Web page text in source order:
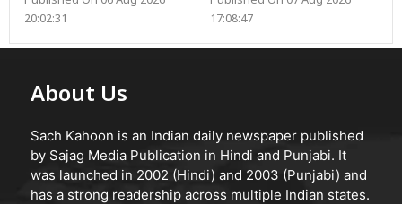
20:02:31
17:08:47
About Us
Sach Kahoon is an Indian daily newspaper published
by Sajag Media Publication in Hindi and Punjabi. It
was launched in 2002 (Hindi) and 2003 (Punjabi) and
has a strong readership across multiple Indian states.